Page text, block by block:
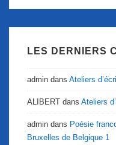
LES DERNIERS
admin dans Ateliers
ALIBERT dans Ateliers
admin dans Poésie
Bruxelles de Belgique 1